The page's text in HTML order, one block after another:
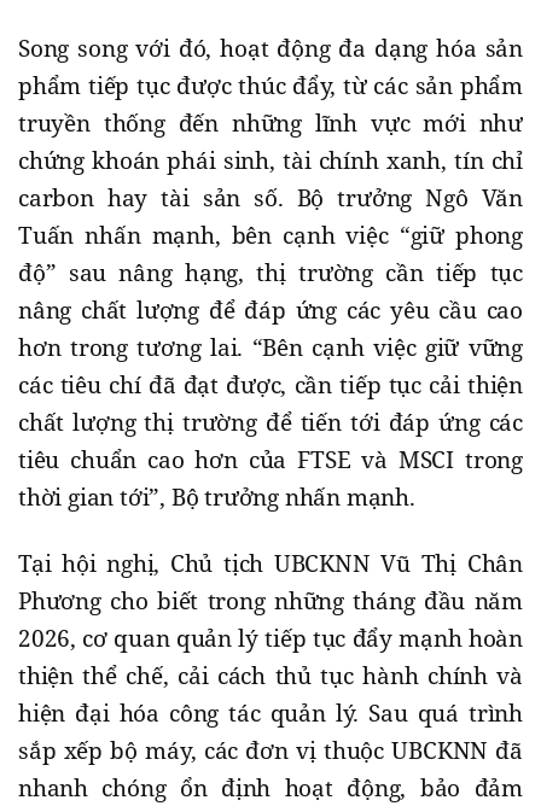
Song song với đó, hoạt động đa dạng hóa sản
phẩm tiếp tục được thúc đẩy, từ các sản phẩm
truyền thống đến những lĩnh vực mới như
chứng khoán phái sinh, tài chính xanh, tín chỉ
carbon hay tài sản số. Bộ trưởng Ngô Văn
Tuấn nhấn mạnh, bên cạnh việc “giữ phong
độ” sau nâng hạng, thị trường cần tiếp tục
nâng chất lượng để đáp ứng các yêu cầu cao
hơn trong tương lai. “Bên cạnh việc giữ vững
các tiêu chí đã đạt được, cần tiếp tục cải thiện
chất lượng thị trường để tiến tới đáp ứng các
tiêu chuẩn cao hơn của FTSE và MSCI trong
thời gian tới”, Bộ trưởng nhấn mạnh.
Tại hội nghị, Chủ tịch UBCKNN Vũ Thị Chân
Phương cho biết trong những tháng đầu năm
2026, cơ quan quản lý tiếp tục đẩy mạnh hoàn
thiện thể chế, cải cách thủ tục hành chính và
hiện đại hóa công tác quản lý. Sau quá trình
sắp xếp bộ máy, các đơn vị thuộc UBCKNN đã
nhanh chóng ổn định hoạt động, bảo đảm